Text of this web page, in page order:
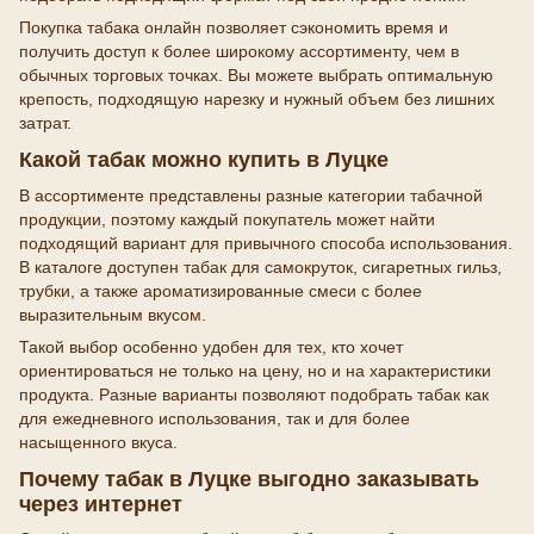
Покупка табака онлайн позволяет сэкономить время и
получить доступ к более широкому ассортименту, чем в
обычных торговых точках. Вы можете выбрать оптимальную
крепость, подходящую нарезку и нужный объем без лишних
затрат.
Какой табак можно купить в Луцке
В ассортименте представлены разные категории табачной
продукции, поэтому каждый покупатель может найти
подходящий вариант для привычного способа использования.
В каталоге доступен табак для самокруток, сигаретных гильз,
трубки, а также ароматизированные смеси с более
выразительным вкусом.
Такой выбор особенно удобен для тех, кто хочет
ориентироваться не только на цену, но и на характеристики
продукта. Разные варианты позволяют подобрать табак как
для ежедневного использования, так и для более
насыщенного вкуса.
Почему табак в Луцке выгодно заказывать
через интернет